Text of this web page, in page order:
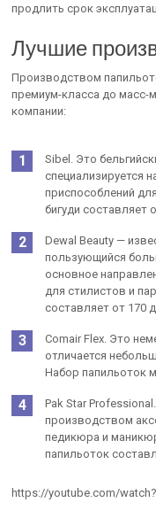
продлить срок
Лучшие
Производством
премиум-класса до масс-
компании:
Sibel. Это
специализируется
приспособлений
бигуди составляет
Dewal Beauty —
пользующийся
основное
для стилистов и
составляет от 170
Comair Flex. Это
отличается
Набор папильоток
Pak Star
производством
педикюра и
папильоток
https://youtube.com/